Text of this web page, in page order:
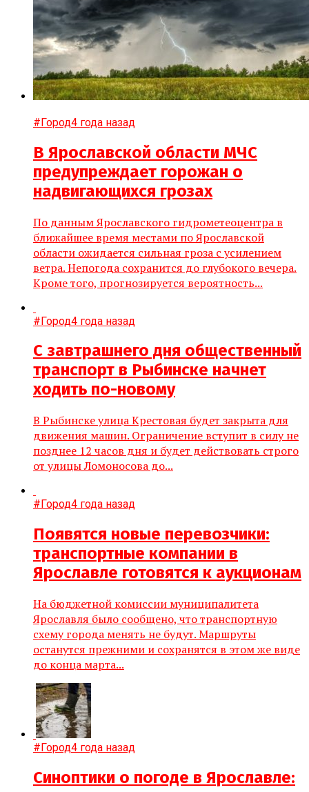
#Город4 года назад
В Ярославской области МЧС
предупреждает горожан о
надвигающихся грозах
По данным Ярославского гидрометеоцентра в
ближайшее время местами по Ярославской
области ожидается сильная гроза с усилением
ветра. Непогода сохранится до глубокого вечера.
Кроме того, прогнозируется вероятность...
#Город4 года назад
С завтрашнего дня общественный
транспорт в Рыбинске начнет
ходить по-новому
В Рыбинске улица Крестовая будет закрыта для
движения машин. Ограничение вступит в силу не
позднее 12 часов дня и будет действовать строго
от улицы Ломоносова до...
#Город4 года назад
Появятся новые перевозчики:
транспортные компании в
Ярославле готовятся к аукционам
На бюджетной комиссии муниципалитета
Ярославля было сообщено, что транспортную
схему города менять не будут. Маршруты
останутся прежними и сохранятся в этом же виде
до конца марта...
#Город4 года назад
Cиноптики о погоде в Ярославле: